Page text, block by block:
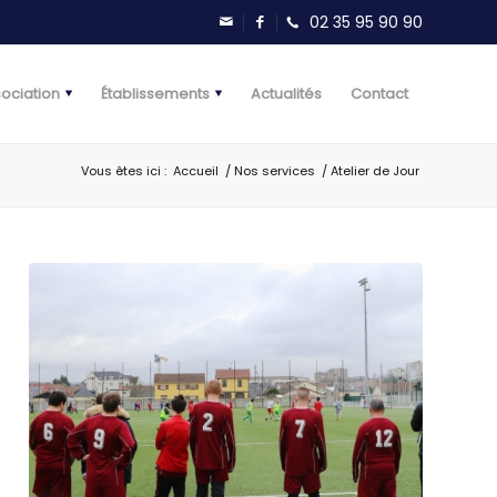
Établissements Actualités Contact
Vous êtes ici : Accueil / Nos services /Atelier de Jour